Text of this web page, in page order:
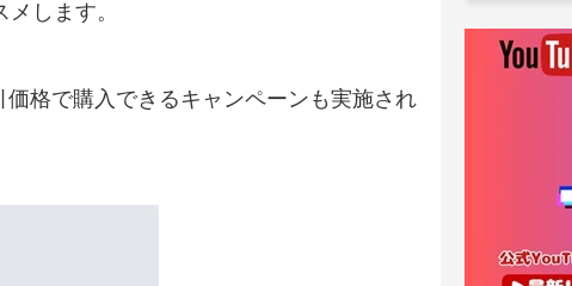
します。
格で購入できるキャンペーンも実施され